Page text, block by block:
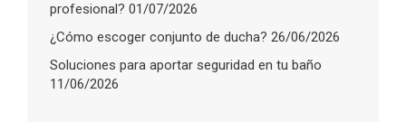
profesional? 01/07/2026
¿Cómo escoger conjunto de ducha? 26/06/2026
Soluciones para aportar seguridad en tu baño
11/06/2026